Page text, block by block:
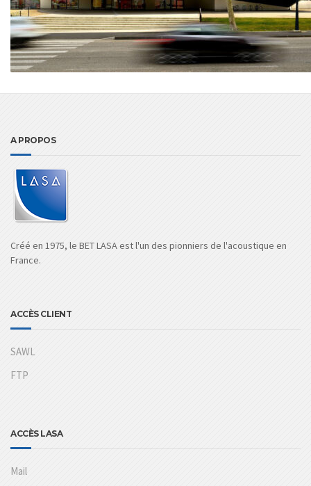
A PROPOS
Créé en 1975, le BET LASA est l'un des pionniers de l'acoustique en
France.
ACCÈS CLIENT
SAWL
FTP
ACCÈS LASA
Mail